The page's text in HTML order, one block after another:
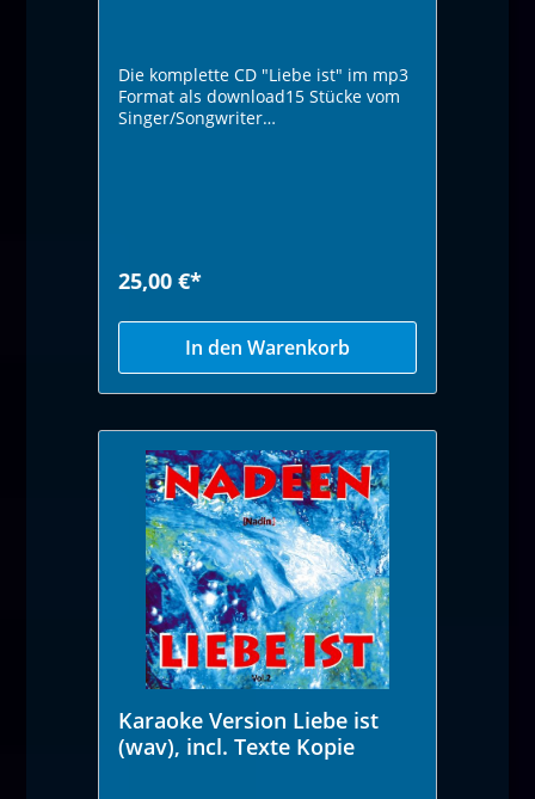
Die komplette CD "Liebe ist" im mp3
Format als download15 Stücke vom
Singer/Songwriter
25,00 €*
In den Warenkorb
Karaoke Version Liebe ist
(wav), incl. Texte Kopie